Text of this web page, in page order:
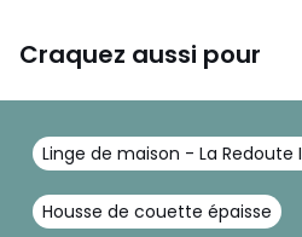
Craquez aussi pour
Linge de maison - La Redoute
Housse de couette épaisse